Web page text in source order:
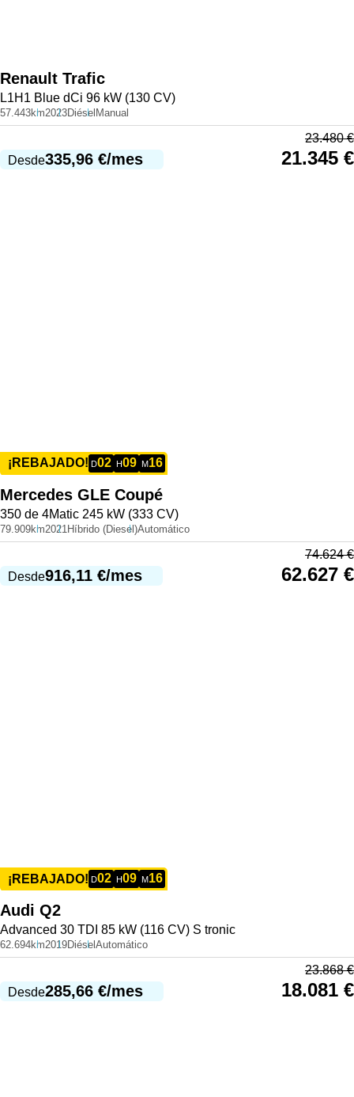
Renault Trafic
L1H1 Blue dCi 96 kW (130 CV)
57.443km2023Diésel Manual
Desde335,96 €/mes
23.480€
21.345 €
¡REBAJADO! D02 H09 M16
Mercedes GLE Coupé
350 de 4Matic 245 kW (333 CV)
79.909km2021 Híbrido (Diesel)Automático
Desde916,11 €/mes
74.624€
62.627 €
¡REBAJADO! D02 H09 M16
Audi Q2
Advanced 30 TDI 85 kW (116 CV) S tronic
62.694km2019Diésel Automático
Desde285,66 €/mes
23.868€
18.081 €